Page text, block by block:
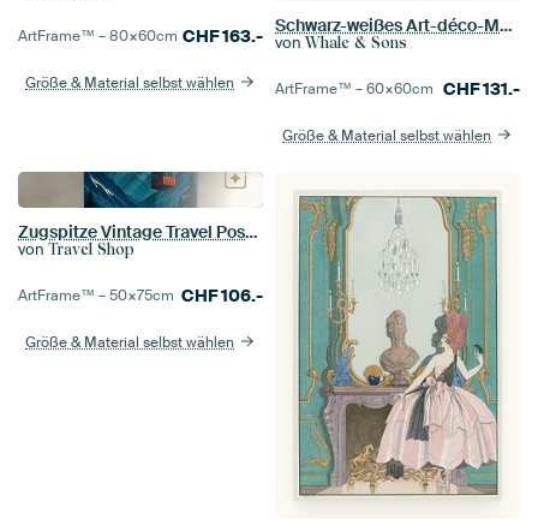
ArtFrame™ –80×60cm CHF163.-
Größe & Material selbst wählen
Schwarz-weißes Art-déco-Muster #II
von Whale & Sons
ArtFrame™ –60×60cm CHF131.-
Größe & Material selbst wählen
Zugspitze Vintage Travel Poster - Art Deco Alpen Wanddruck
von Travel Shop
ArtFrame™ –50×75cm CHF106.-
Größe & Material selbst wählen